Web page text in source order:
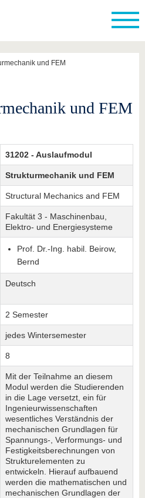
und FEM
und FEM
31202 - Auslaufmodul
Strukturmechanik und FEM
Structural Mechanics and FEM
Fakultät 3 - Maschinenbau,
Elektro- und Energiesysteme
Prof. Dr.-Ing. habil. Beirow,
Bernd
Deutsch
2 Semester
jedes Wintersemester
8
Mit der Teilnahme an diesem
Modul werden die Studierenden
in die Lage versetzt, ein für
Ingenieurwissenschaften
wesentliches Verständnis der
mechanischen Grundlagen für
Spannungs-, Verformungs- und
Festigkeitsberechnungen von
Strukturelementen zu
entwickeln. Hierauf aufbauend
werden die mathematischen und
mechanischen Grundlagen der